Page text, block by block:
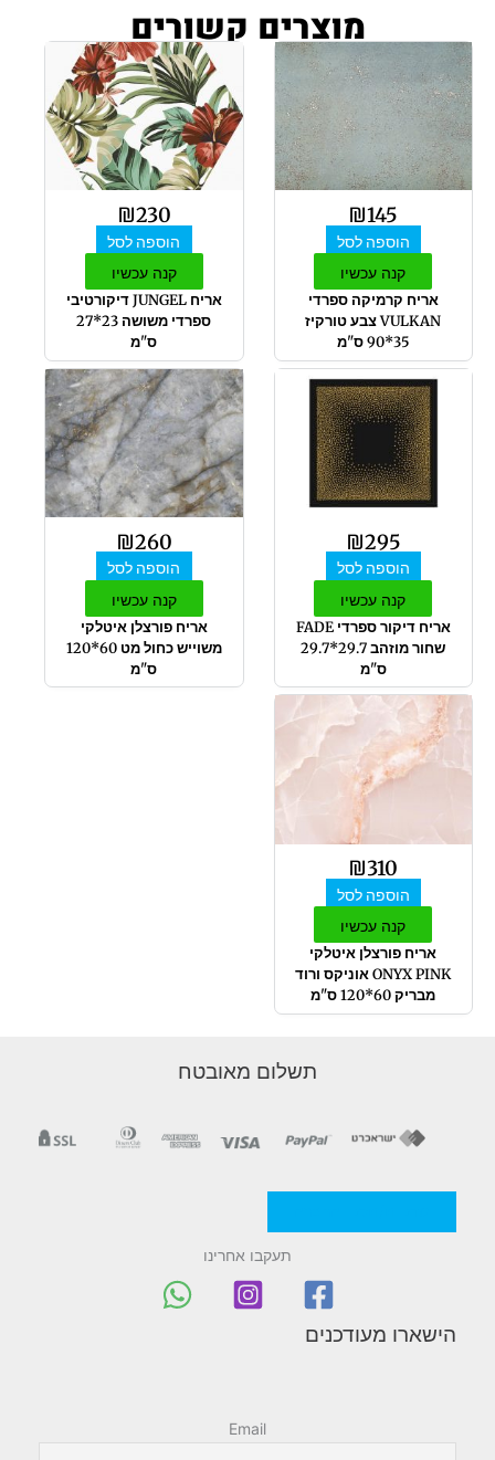
מוצרים קשורים
₪145
הוספה לסל
קנה עכשיו
אריח קרמיקה ספרדי
VULKAN צבע טורקיז
35*90 ס"מ
₪230
הוספה לסל
קנה עכשיו
אריח JUNGEL דיקורטיבי
ספרדי משושה 23*27
ס"מ
₪295
הוספה לסל
קנה עכשיו
אריח דיקור ספרדי FADE
שחור מוזהב 29.7*29.7
ס"מ
₪260
הוספה לסל
קנה עכשיו
אריח פורצלן איטלקי
משוייש כחול מט 60*120
ס"מ
₪310
הוספה לסל
קנה עכשיו
אריח פורצלן איטלקי
ONYX PINK אוניקס ורוד
מבריק 60*120 ס"מ
תשלום מאובטח
תעקבו אחרינו
הישארו מעודכנים
Email